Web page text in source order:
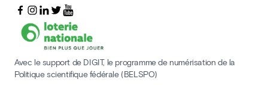
Avec le support de DIGIT, le programme de numérisation de la
Politique scientifique fédérale (BELSPO)